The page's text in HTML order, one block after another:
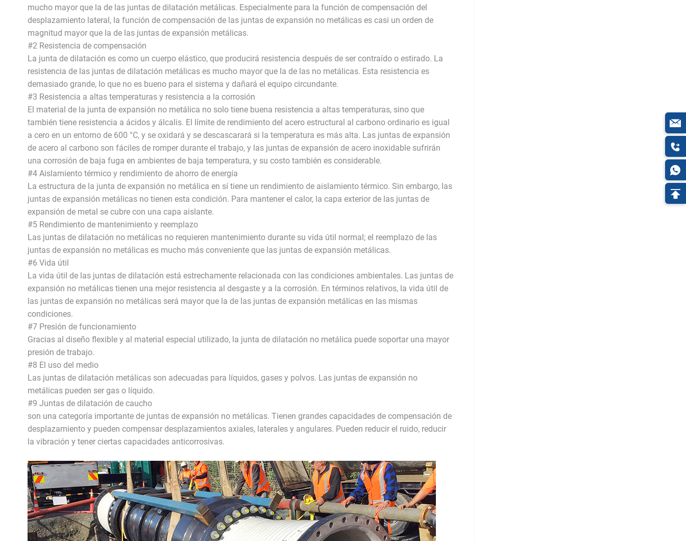
mucho mayor que la de las juntas de dilatación metálicas. Especialmente para la función de compensación del
desplazamiento lateral, la función de compensación de las juntas de expansión no metálicas es casi un orden de
magnitud mayor que la de las juntas de expansión metálicas.
#2 Resistencia de compensación
La junta de dilatación es como un cuerpo elástico, que producirá resistencia después de ser contraído o estirado. La
resistencia de las juntas de dilatación metálicas es mucho mayor que la de las no metálicas. Esta resistencia es
demasiado grande, lo que no es bueno para el sistema y dañará el equipo circundante.
#3 Resistencia a altas temperaturas y resistencia a la corrosión
El material de la junta de expansión no metálica no solo tiene buena resistencia a altas temperaturas, sino que
también tiene resistencia a ácidos y álcalis. El límite de rendimiento del acero estructural al carbono ordinario es igual
a cero en un entorno de 600 °C, y se oxidará y se descascarará si la temperatura es más alta. Las juntas de expansión
de acero al carbono son fáciles de romper durante el trabajo, y las juntas de expansión de acero inoxidable sufrirán
una corrosión de baja fuga en ambientes de baja temperatura, y su costo también es considerable.
#4 Aislamiento térmico y rendimiento de ahorro de energía
La estructura de la junta de expansión no metálica en sí tiene un rendimiento de aislamiento térmico. Sin embargo, las
juntas de expansión metálicas no tienen esta condición. Para mantener el calor, la capa exterior de las juntas de
expansión de metal se cubre con una capa aislante.
#5 Rendimiento de mantenimiento y reemplazo
Las juntas de dilatación no metálicas no requieren mantenimiento durante su vida útil normal; el reemplazo de las
juntas de expansión no metálicas es mucho más conveniente que las juntas de expansión metálicas.
#6 Vida útil
La vida útil de las juntas de dilatación está estrechamente relacionada con las condiciones ambientales. Las juntas de
expansión no metálicas tienen una mejor resistencia al desgaste y a la corrosión. En términos relativos, la vida útil de
las juntas de expansión no metálicas será mayor que la de las juntas de expansión metálicas en las mismas
condiciones.
#7 Presión de funcionamiento
Gracias al diseño flexible y al material especial utilizado, la junta de dilatación no metálica puede soportar una mayor
presión de trabajo.
#8 El uso del medio
Las juntas de dilatación metálicas son adecuadas para líquidos, gases y polvos. Las juntas de expansión no
metálicas pueden ser gas o líquido.
#9 Juntas de dilatación de caucho
son una categoría importante de juntas de expansión no metálicas. Tienen grandes capacidades de compensación de
desplazamiento y pueden compensar desplazamientos axiales, laterales y angulares. Pueden reducir el ruido, reducir
la vibración y tener ciertas capacidades anticorrosivas.